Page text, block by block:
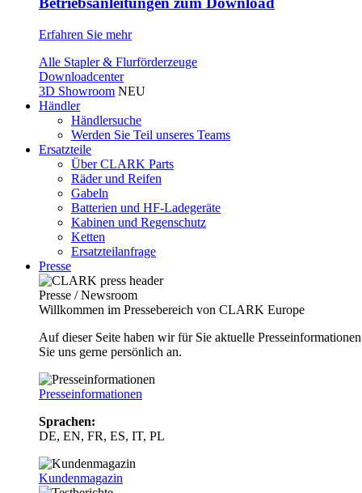
Erfahren Sie mehr
Alle Stapler & Flurförderzeuge
Downloadcenter
3D Showroom NEU
Händler
Händlersuche
Werden Sie Teil unseres Teams
Ersatzteile
Über CLARK Parts
Räder und Reifen
Gabeln
Batterien und HF-Ladegeräte
Kabinen und Regenschutz
Ketten
Ersatzteilanfrage
Presse
Presse / Newsroom
Willkommen im Pressebereich von CLARK Europe
Auf dieser Seite haben wir für Sie aktuelle
Sie uns gerne persönlich an.
Presseinformationen
Sprachen:
DE, EN, FR, ES, IT, PL
Kundenmagazin